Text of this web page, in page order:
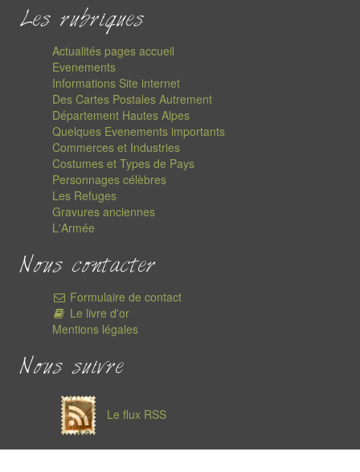
Les rubriques
Actualités pages accueil
Evenements
Informations Site internet
Des Cartes Postales Autrement
Département Hautes Alpes
Quelques Evenements importants
Commerces et Industries
Costumes et Types de Pays
Personnages célèbres
Les Refuges
Gravures anciennes
L'Armée
Nous contacter
Formulaire de contact
Le livre d'or
Mentions légales
Nous suivre
Le flux RSS